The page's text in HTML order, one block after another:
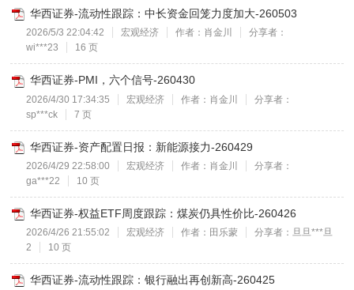
华西证券-流动性跟踪：中长资金回笼力度加大-260503
2026/5/3 22:04:42 宏观经济 作者：肖金川
分享者：
wi***23
16 页
华西证券-PMI，六个信号-260430
2026/4/30 17:34:35 宏观经济 作者：肖金川
分享者：
sp***ck
7 页
华西证券-资产配置日报：新能源接力-260429
2026/4/29 22:58:00 宏观经济 作者：肖金川
分享者：
ga***22
10 页
华西证券-权益ETF周度跟踪：煤炭仍具性价比-260426
2026/4/26 21:55:02 宏观经济 作者：田乐蒙
分享者：旦旦***旦
2
10 页
华西证券-流动性跟踪：银行融出再创新高-260425